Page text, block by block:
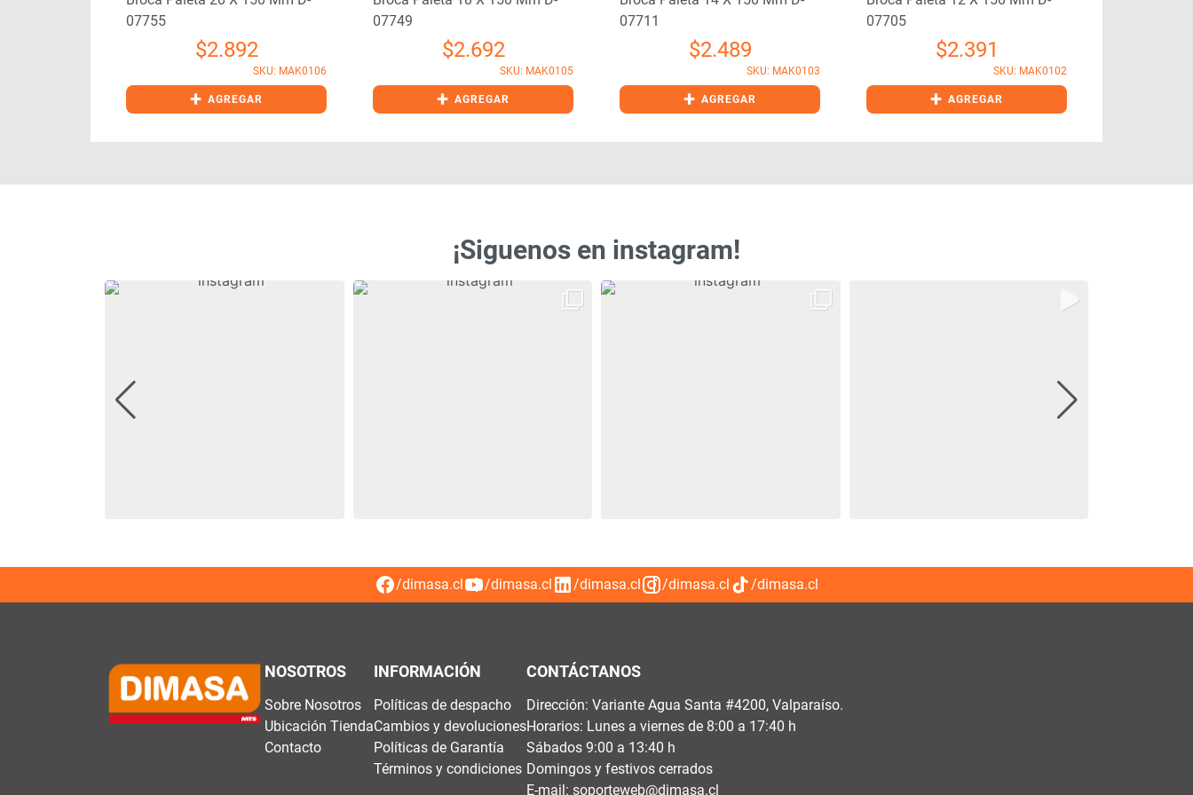
07755
$2.892
SKU: MAK0106
+ AGREGAR
07749
$2.692
SKU: MAK0105
+ AGREGAR
07711
$2.489
SKU: MAK0103
+ AGREGAR
07705
$2.391
SKU: MAK0102
+ AGREGAR
¡Siguenos en instagram!
/dimasa.cl /dimasa.cl /dimasa.cl /dimasa.cl /dimasa.cl
NOSOTROS
Sobre Nosotros
Ubicación Tienda
Contacto
INFORMACIÓN
Políticas de despacho
Cambios y devoluciones
Políticas de Garantía
Términos y condiciones
CONTÁCTANOS
Dirección: Variante Agua Santa #4200, Valparaíso.
Horarios: Lunes a viernes de 8:00 a 17:40 h
Sábados 9:00 a 13:40 h
Domingos y festivos cerrados
E-mail: soporteweb@dimasa.cl